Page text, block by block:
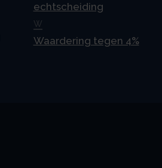
echtscheiding
W
Waardering tegen 4%